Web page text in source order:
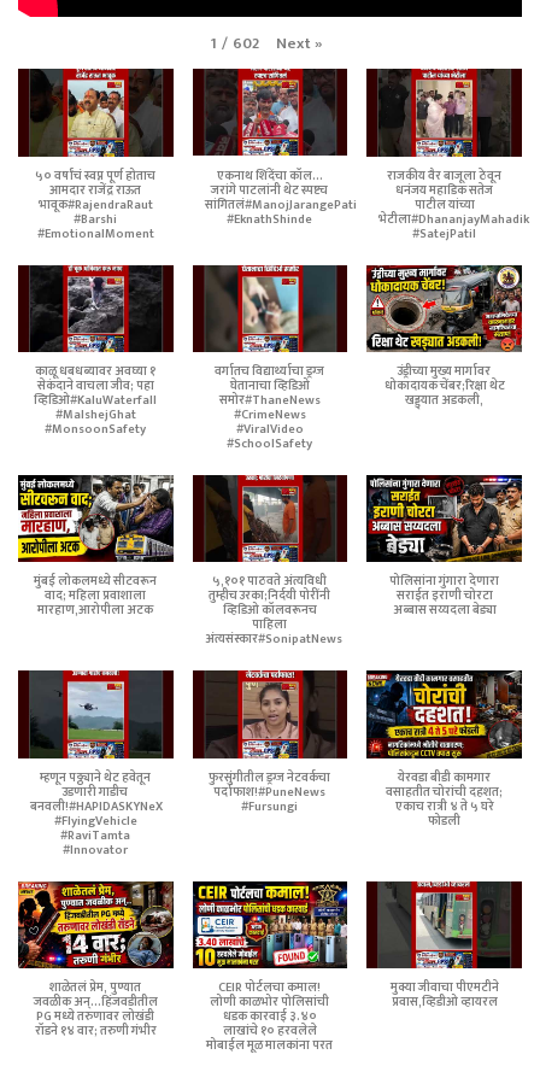
1 / 602 Next»
५० वर्षांचं स्वप्न पूर्ण होताच
आमदार राजेंद्र राऊत
भावूक#RajendraRaut
#Barshi
#EmotionalMoment
एकनाथ शिंदेंचा कॉल...
जरांगे पाटलांनी थेट स्पष्टच
सांगितलं#ManojJarangePatil
#EknathShinde
राजकीय वैर बाजूला ठेवून
धनंजय महाडिक सतेज
पाटील यांच्या
भेटीला#DhananjayMahadik
#SatejPatil
काळू धबधब्यावर अवघ्या १
सेकंदाने वाचला जीव; पहा
व्हिडिओ#KaluWaterfall
#MalshejGhat
#MonsoonSafety
वर्गातच विद्यार्थ्याचा ड्रग्ज
घेतानाचा व्हिडिओ
समोर#ThaneNews
#CrimeNews
#ViralVideo
#SchoolSafety
उंड्रीच्या मुख्य मार्गावर
धोकादायक चेंबर;रिक्षा थेट
खड्ड्यात अडकली,
मुंबई लोकलमध्ये सीटवरून
वाद; महिला प्रवाशाला
मारहाण,आरोपीला अटक
५,१०१ पाठवते अंत्यविधी
तुम्हीच उरका;निर्दयी पोरींनी
व्हिडिओ कॉलवरूनच
पाहिला
अंत्यसंस्कार#SonipatNews
पोलिसांना गुंगारा देणारा
सराईत इराणी चोरटा
अब्बास सय्यदला बेड्या
म्हणून पठ्ठ्याने थेट हवेतून
उडणारी गाडीच
बनवली!#HAPIDASKYNeX
#FlyingVehicle
#RaviTamta
#Innovator
फुरसुंगीतील ड्रग्ज नेटवर्कचा
पर्दाफाश!#PuneNews
#Fursungi
येरवडा बीडी कामगार
वसाहतीत चोरांची दहशत;
एकाच रात्री ४ ते ५ घरे
फोडली
शाळेतलं प्रेम, पुण्यात
जवळीक अन्...हिंजवडीतील
PG मध्ये तरुणावर लोखंडी
रॉडने १४ वार; तरुणी गंभीर
CEIR पोर्टलचा कमाल!
लोणी काळभोर पोलिसांची
धडक कारवाई ३.४०
लाखांचे १० हरवलेले
मोबाईल मूळ मालकांना परत
मुक्या जीवाचा पीएमटीने
प्रवास,व्हिडीओ व्हायरल